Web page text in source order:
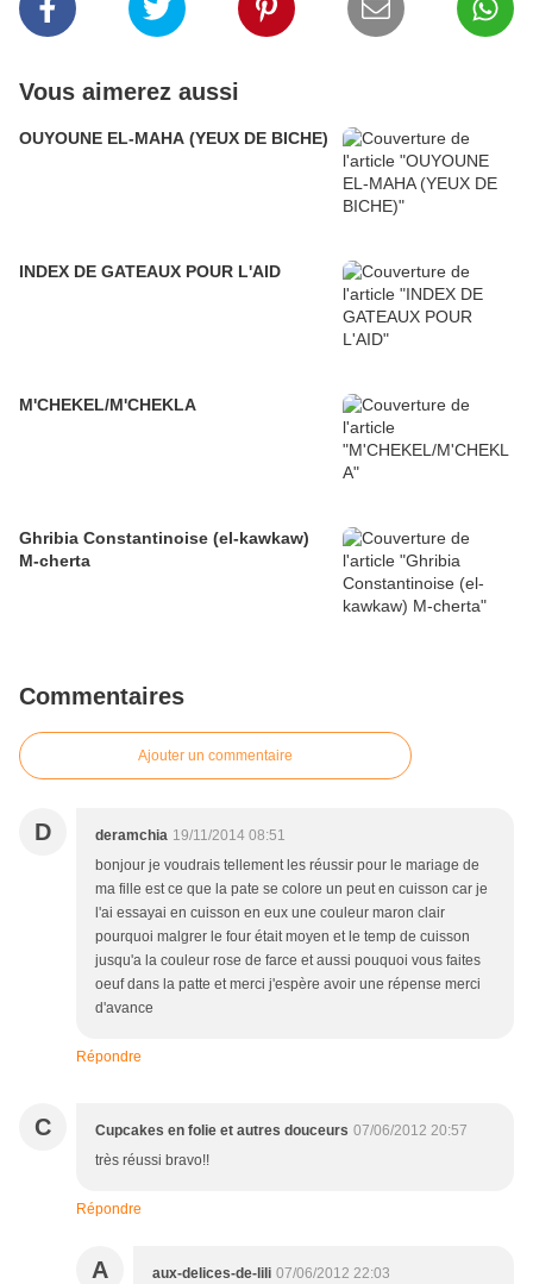
Vous aimerez aussi
OUYOUNE EL-MAHA (YEUX DE BICHE)
INDEX DE GATEAUX POUR L'AID
M'CHEKEL/M'CHEKLA
Ghribia Constantinoise (el-kawkaw)
M-cherta
Commentaires
Ajouter un commentaire
D deramchia 19/11/2014 08:51
bonjour je voudrais tellement les réussir pour le mariage de
ma fille est ce que la pate se colore un peut en cuisson car je
l'ai essayai en cuisson en eux une couleur maron clair
pourquoi malgrer le four était moyen et le temp de cuisson
jusqu'a la couleur rose de farce et aussi pouquoi vous faites
oeuf dans la patte et merci j'espère avoir une répense merci
d'avance
Répondre
C Cupcakes en folie et autres douceurs 07/06/2012 20:57
très réussi bravo!!
Répondre
A aux-delices-de-lili 07/06/2012 22:03